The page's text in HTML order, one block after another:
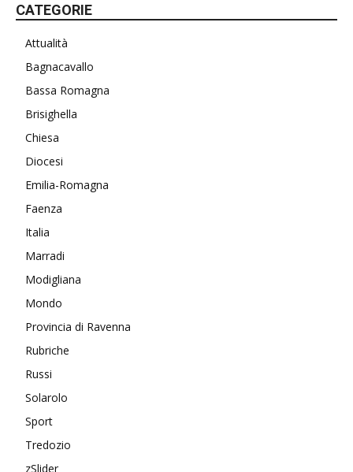
CATEGORIE
Attualità
Bagnacavallo
Bassa Romagna
Brisighella
Chiesa
Diocesi
Emilia-Romagna
Faenza
Italia
Marradi
Modigliana
Mondo
Provincia di Ravenna
Rubriche
Russi
Solarolo
Sport
Tredozio
zSlider